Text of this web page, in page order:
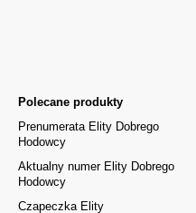
Polecane produkty
Prenumerata Elity Dobrego
Hodowcy
Aktualny numer Elity Dobrego
Hodowcy
Czapeczka Elity